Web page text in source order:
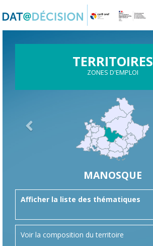
TERRITOIRES
ZONES D'EMPLOI
MANOSQUE
Afficher la liste des thématiques
Voir la composition du territoire
Panneau de gestion des cookies